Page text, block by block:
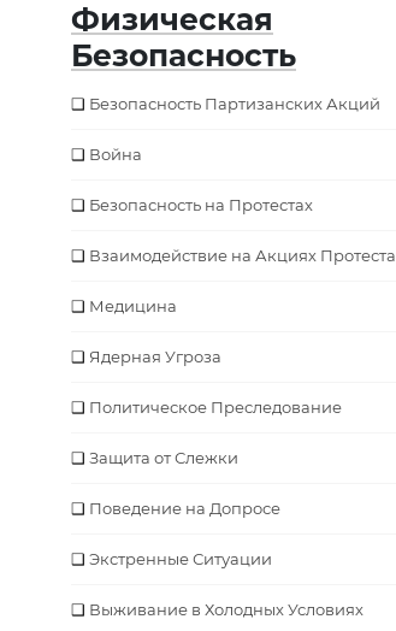
Физическая
Безопасность
Безопасность Партизанских Акций
Война
Безопасность на Протестах
Взаимодействие на Акциях Протеста
Медицина
Ядерная Угроза
Политическое Преследование
Защита от Слежки
Поведение на Допросе
Экстренные Ситуации
Выживание в Холодных Условиях